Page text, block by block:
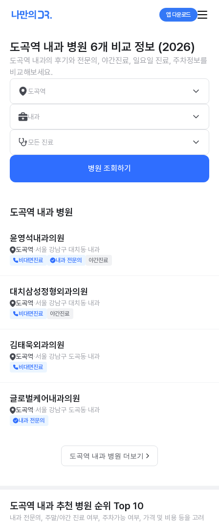
앱 다운로드
도곡역 내과 병원 6개 비교 정보 (2026)
도곡역 내과의 후기와 전문의, 야간진료, 일요일 진료, 주차정보를
비교해보세요.
도곡역
내과
모든 진료
병원 조회하기
도곡역 내과 병원
윤영석내과의원
도곡역 서울 강남구 대치동 내과
비대면진료 내과 전문의 야간진료
대치삼성정형외과의원
도곡역 서울 강남구 대치동 내과
비대면진료 야간진료
김태욱외과의원
도곡역 서울 강남구 도곡동 내과
비대면진료
글로벌케어내과의원
도곡역 서울 강남구 도곡동 내과
내과 전문의
도곡역 내과 병원 더보기
도곡역 내과 추천 병원 순위 Top 10
내과 전문의, 주말/야간 진료 여부, 주차가능 여부, 가격 및 비용 등을 고려